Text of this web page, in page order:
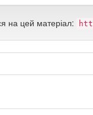
на цей матеріал: